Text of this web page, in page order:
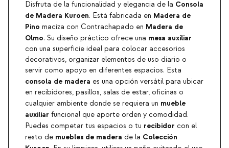
Disfruta de la funcionalidad y elegancia de la Consola
de Madera Kuroen. Está fabricada en Madera de
Pino maciza con Contrachapado en Madera de
Olmo. Su diseño práctico ofrece una mesa auxiliar
con una superficie ideal para colocar accesorios
decorativos, organizar elementos de uso diario o
servir como apoyo en diferentes espacios. Esta
consola de madera es una opción versátil para ubicar
en recibidores, pasillos, salas de estar, oficinas o
cualquier ambiente donde se requiera un mueble
auxiliar funcional que aporte orden y comodidad.
Puedes competar tus espacios o tu recibidor con el
resto de muebles de madera de la Colección